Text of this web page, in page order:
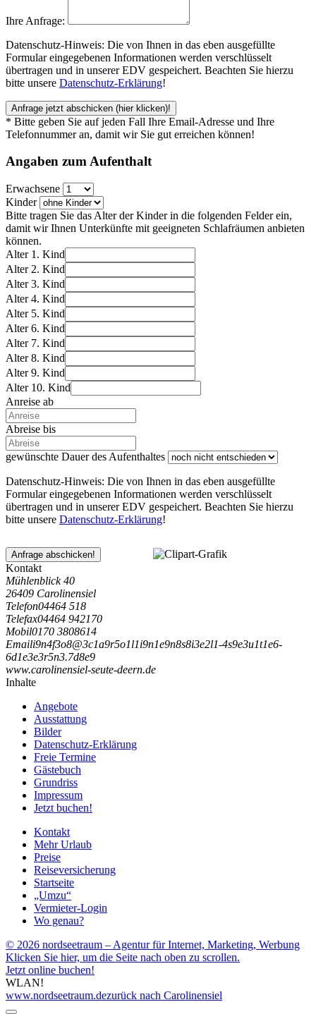
Ihre Anfrage:
Datenschutz-Hinweis: Die von Ihnen in das eben ausgefüllte
Formular eingegebenen Informationen werden verschlüsselt
übertragen und in unserer EDV gespeichert. Beachten Sie hierzu
bitte unsere Datenschutz-Erklärung!
Anfrage jetzt abschicken (hier klicken)!
* Bitte geben Sie auf jeden Fall Ihre Email-Adresse und Ihre
Telefonnummer an, damit wir Sie gut erreichen können!
Angaben zumAufenthalt
Erwachsene
Kinder
Bitte tragen Sie das Alter der Kinder in die folgenden Felder ein,
damit wir Ihnen Unterkünfte mit geeigneten Schlafräumen anbieten
können.
Alter 1. Kind
Alter 2. Kind
Alter 3. Kind
Alter 4. Kind
Alter 5. Kind
Alter 6. Kind
Alter 7. Kind
Alter 8. Kind
Alter 9. Kind
Alter 10. Kind
Anreise ab
Abreise bis
gewünschte Dauer des Aufenthaltes
Datenschutz-Hinweis: Die von Ihnen in das eben ausgefüllte
Formular eingegebenen Informationen werden verschlüsselt
übertragen und in unserer EDV gespeichert. Beachten Sie hierzu
bitte unsere Datenschutz-Erklärung!
Anfrage abschicken!
Kontakt
Mühlenblick 40
26409 Carolinensiel
Telefon04464 518
Telefax04464 942170
Mobil0170 3808614
Emaili9n4f3o8@3c1a9r5o1l1i9n1e9n8s8i3e2l1-4s9e3u1t1e6-
6d1e3e3r5n3.7d8e9
www.carolinensiel-seute-deern.de
Inhalte
Angebote
Ausstattung
Bilder
Datenschutz-Erklärung
Freie Termine
Gästebuch
Grundriss
Impressum
Jetzt buchen!
Kontakt
Mehr Urlaub
Preise
Reiseversicherung
Startseite
„Umzu“
Vermieter-Login
Wo genau?
© 2026 nordseetraum – Agentur für Internet, Marketing, Werbung
Klicken Sie hier, um die Seite nach oben zu scrollen.
Jetzt online buchen!
WLAN!
www.nordseetraum.dezurück nach Carolinensiel